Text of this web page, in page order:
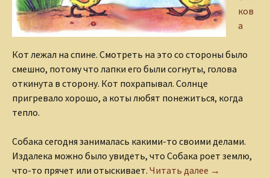
ков
а
Кот лежал на спине. Смотреть на это со стороны было
смешно, потому что лапки его были согнуты, голова
откинута в сторону. Кот похрапывал. Солнце
пригревало хорошо, а коты любят понежиться, когда
тепло.
Собака сегодня занималась какими-то своими делами.
Издалека можно было увидеть, что Собака роет землю,
что-то прячет или отыскивает. Читать далее Цыпленок,
→